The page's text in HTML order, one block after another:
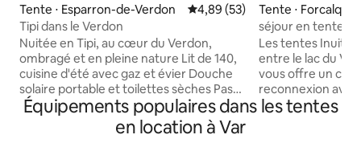
Tente ⋅ Esparron-de-Verdon Évaluation moyenne sur la
4,89 (53)
Tipi dans le Verdon
Nuitée en Tipi, au cœur du Verdon,
ombragé et en pleine nature Lit de 140,
cuisine d'été avec gaz et évier Douche
solaire portable et toilettes sèches Pas
d'électricité, possibilité de prêt de
batterie externe pour téléphone
Ménage à faire à votre départ Au calme,
Tente ⋅
séjour en tente
bonheur
Les tentes Inuit
entre le lac du
vous offre un
reconnexion avec la
sommes sur un
Équipements populaires dans les tentes
en location à Var